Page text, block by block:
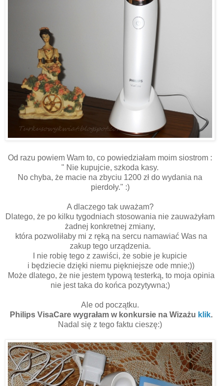
Od razu powiem Wam to, co powiedziałam moim siostrom :
" Nie kupujcie, szkoda kasy.
No chyba, że macie na zbyciu 1200 zł do wydania na
pierdoły." :)
A dlaczego tak uważam?
Dlatego, że po kilku tygodniach stosowania nie zauważyłam
żadnej konkretnej zmiany,
która pozwoliłaby mi z ręką na sercu namawiać Was na
zakup tego urządzenia.
I nie robię tego z zawiści, że sobie je kupicie
i będziecie dzięki niemu piękniejsze ode mnie;))
Może dlatego, że nie jestem typową testerką, to moja opinia
nie jest taka do końca pozytywna;)
Ale od początku.
Philips VisaCare wygrałam w konkursie na Wizażu klik.
Nadal się z tego faktu cieszę:)